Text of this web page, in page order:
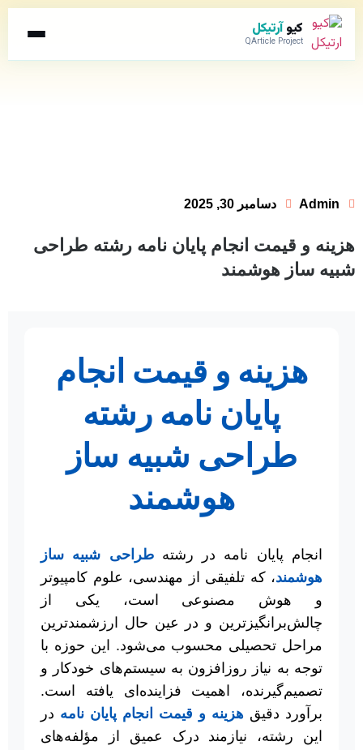
کیوآرتیکل
QArticle Project
Admin دسامبر 30, 2025
هزینه و قیمت انجام پایان نامه رشته طراحی
شبیه ساز هوشمند
هزینه و قیمت انجام
پایان نامه رشته
طراحی شبیه ساز
هوشمند
انجام پایان نامه در رشتهطراحی شبیه ساز
هوشمند، که تلفیقی از مهندسی، علوم کامپیوتر
و هوش مصنوعی است، یکی از
چالش‌برانگیزترین و در عین حال ارزشمندترین
مراحل تحصیلی محسوب می‌شود. این حوزه با
توجه به نیاز روزافزون به سیستم‌های خودکار و
تصمیم‌گیرنده، اهمیت فزاینده‌ای یافته است.
برآورد دقیق هزینه و قیمت انجام پایان نامه در
این رشته، نیازمند درک عمیق از مؤلفه‌های